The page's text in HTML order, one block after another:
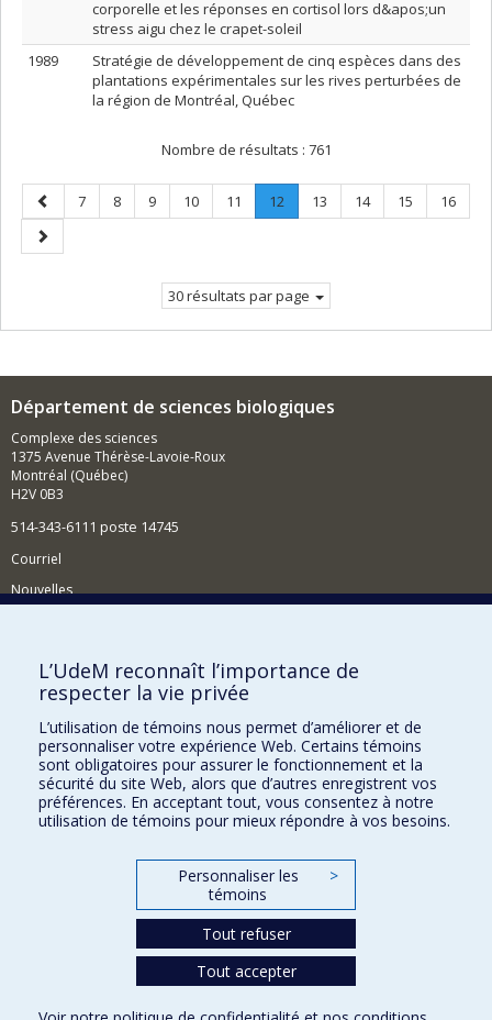
corporelle et les réponses en cortisol lors d&apos;un
stress aigu chez le crapet-soleil
1989
Stratégie de développement de cinq espèces dans des
plantations expérimentales sur les rives perturbées de
la région de Montréal, Québec
Nombre de résultats : 761
Page
précédente
Page
7 Page
8 Page
9 Page
10 Page
11 Page
12
Page
Page
13 Page
14 Page
15 Page
16
Page
suivante
30 résultats par page
Département de sciences biologiques
Complexe des sciences
1375 Avenue Thérèse-Lavoie-Roux
Montréal (Québec)
H2V 0B3
514-343-6111 poste 14745
Courriel
Nouvelles
Comment soutenir le Département?
BESOIN D'AIDE?
Plan du site
Signaler une erreur
Accessibilité
FACULTÉ DES ARTS ET DES SCIENCES
Nos départements et écoles
L’UdeM reconnaît l’importance de
respecter la vie privée
L’utilisation de témoins nous permet d’améliorer et de
personnaliser votre expérience Web. Certains témoins
sont obligatoires pour assurer le fonctionnement et la
sécurité du site Web, alors que d’autres enregistrent vos
préférences. En acceptant tout, vous consentez à notre
utilisation de témoins pour mieux répondre à vos besoins.
Personnaliser les
témoins
>
Tout refuser
Tout accepter